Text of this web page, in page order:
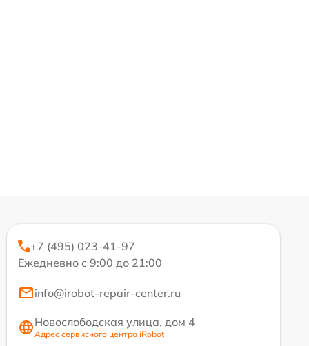
+7 (495) 023-41-97
Ежедневно с 9:00 до 21:00
info@irobot-repair-center.ru
Новослободская улица, дом 4
Адрес сервисного центра iRobot